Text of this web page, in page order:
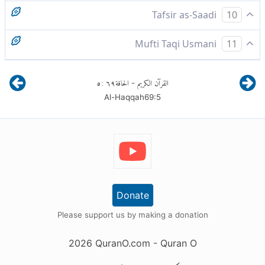
سو ثمود تو کڑک سے ہلاک کردیے گئے
10
...
11
chinghaarr ki ) aesi aafat say halak kiye gaye jo hadd
say ziyada ( khofnak ) thi .
القرآن الكريم - الحاقة٦٩:٥
Al-Haqqah69:5
Donate
Please support us by making a donation
2026 QuranO.com - Quran O